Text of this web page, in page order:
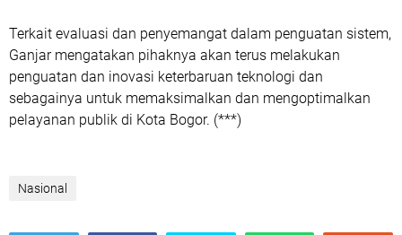
Terkait evaluasi dan penyemangat dalam penguatan sistem,
Ganjar mengatakan pihaknya akan terus melakukan
penguatan dan inovasi keterbaruan teknologi dan
sebagainya untuk memaksimalkan dan mengoptimalkan
pelayanan publik di Kota Bogor. (***)
Nasional